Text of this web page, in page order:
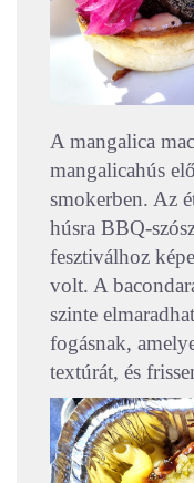
A mangalica
mangalicahús
smokerben. Az
húsra BBQ-
fesztiválhoz
volt. A
szinte
fogásnak,
textúrát, és